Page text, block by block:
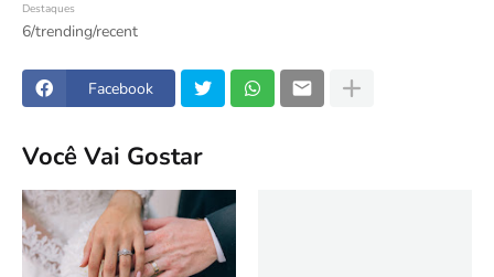
Destaques
6/trending/recent
Facebook
Você Vai Gostar